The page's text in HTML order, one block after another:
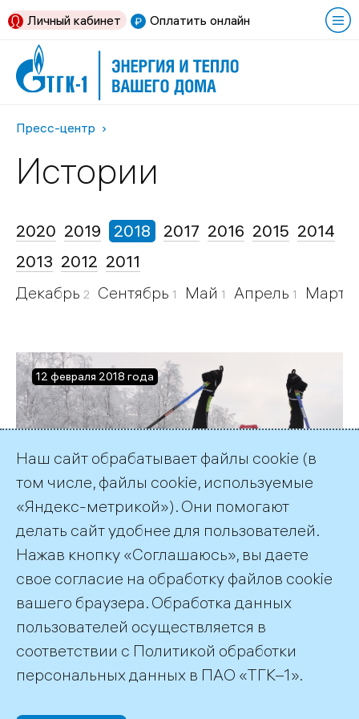
Оплатить онлайн
Личный кабинет
Пресс-центр
Истории
2020 2019 2018
Декабрь 2 Сентябрь 1 Май 1 Апрель 1 Март
2017 2016 2015 2014
2013 2012 2011
12 февраля 2018 года
В Заполярье прошло
два этапа Кубка
"ТГК-1" по лыжным
гонкам
©2026 ПАО «ТГК–1»
Наш сайт обрабатывает файлы cookie (в
том числе, файлы cookie, используемые
«Яндекс-метрикой»). Они помогают
делать сайт удобнее для пользователей.
Нажав кнопку «Соглашаюсь», вы даете
свое согласие на обработку файлов cookie
вашего браузера. Обработка данных
пользователей осуществляется в
соответствии с Политикой обработки
персональных данных в ПАО «ТГК–1».